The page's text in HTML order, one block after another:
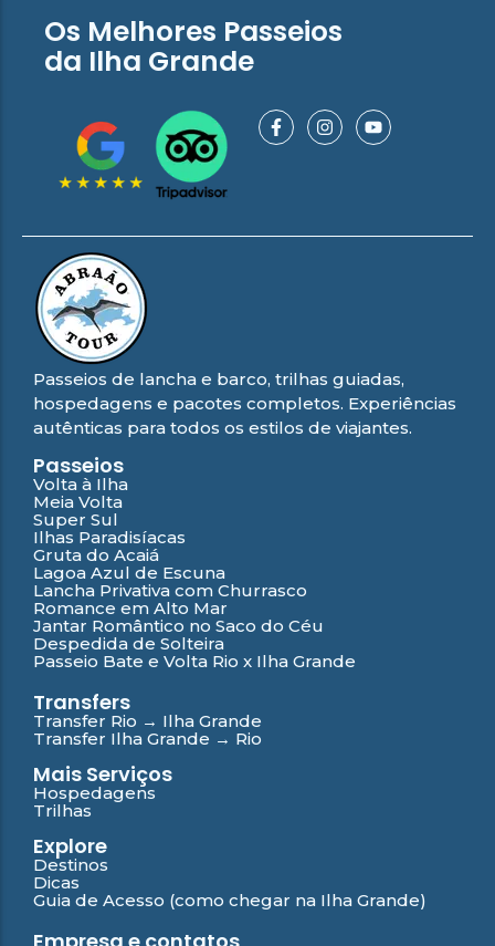
Os Melhores Passeios
da Ilha Grande
Passeios de lancha e barco, trilhas guiadas,
hospedagens e pacotes completos. Experiências
autênticas para todos os estilos de viajantes.
Passeios
Volta à Ilha
Meia Volta
Super Sul
Ilhas Paradisíacas
Gruta do Acaiá
Lagoa Azul de Escuna
Lancha Privativa com Churrasco
Romance em Alto Mar
Jantar Romântico no Saco do Céu
Despedida de Solteira
Passeio Bate e Volta Rio x Ilha Grande
Transfers
Transfer Rio → Ilha Grande
Transfer Ilha Grande → Rio
Mais Serviços
Hospedagens
Trilhas
Explore
Destinos
Dicas
Guia de Acesso (como chegar na Ilha Grande)